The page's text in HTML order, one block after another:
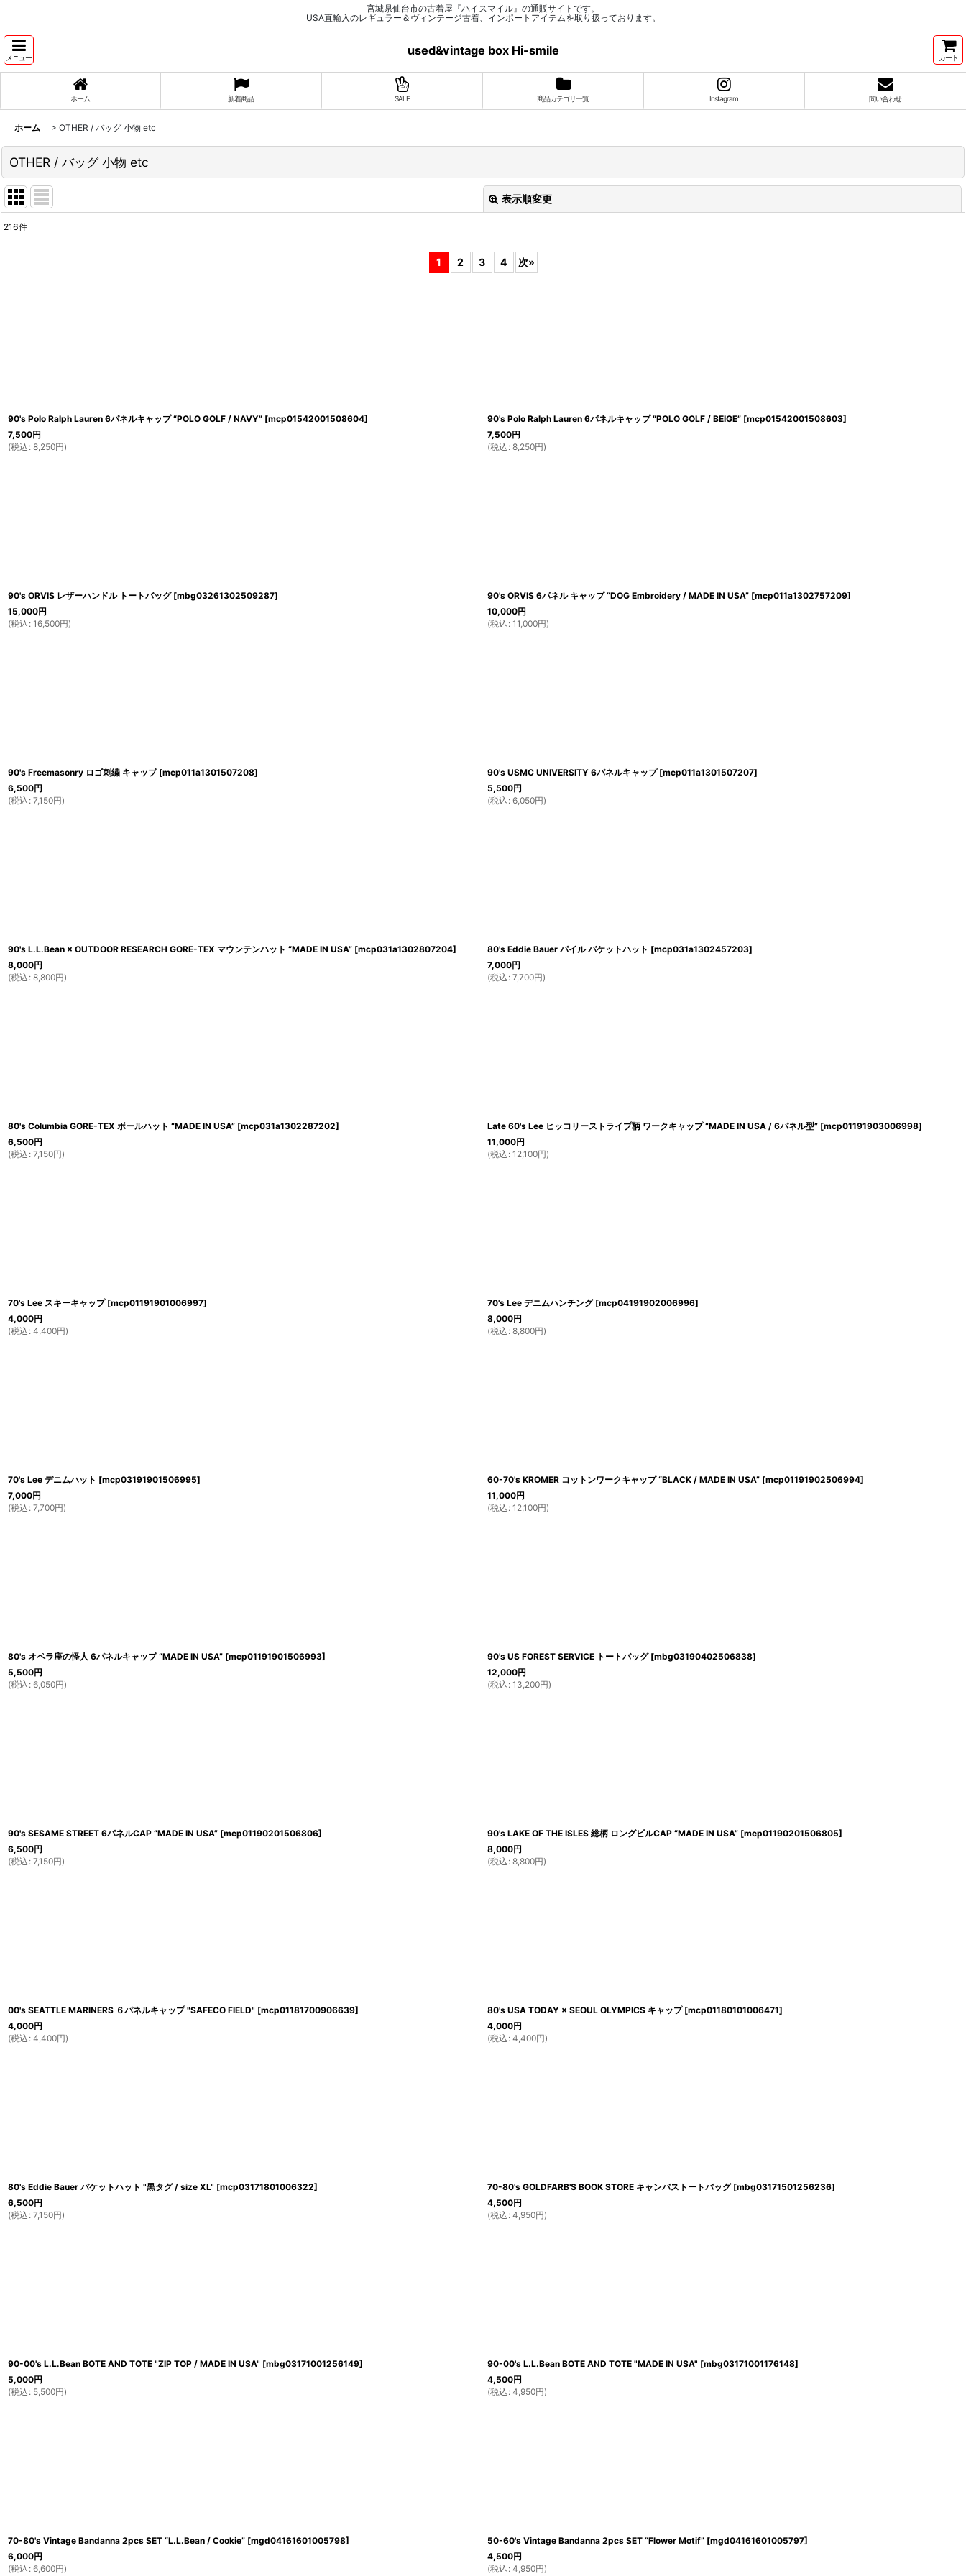
宮城県仙台市の古着屋『ハイスマイル』の通販サイトです。
USA直輸入のレギュラー＆ヴィンテージ古着、インポートアイテムを取り扱っております。
メニュー
used&vintage box Hi-smile
カート
ホーム 新着商品 SALE 商品カテゴリ一覧 Instagram 問い合わせ
ホーム > OTHER / バッグ 小物 etc
OTHER / バッグ 小物 etc
表示順変更
216件
1 2 3 4 次»
90's Polo Ralph Lauren 6パネルキャップ “POLO GOLF / NAVY” [mcp01542001508604]
7,500円
(税込 : 8,250円)
90's Polo Ralph Lauren 6パネルキャップ “POLO GOLF / BEIGE” [mcp01542001508603]
7,500円
(税込 : 8,250円)
90's ORVIS レザーハンドル トートバッグ [mbg03261302509287]
15,000円
(税込 : 16,500円)
90's ORVIS 6パネル キャップ “DOG Embroidery / MADE IN USA” [mcp011a1302757209]
10,000円
(税込 : 11,000円)
90's Freemasonry ロゴ刺繍 キャップ [mcp011a1301507208]
6,500円
(税込 : 7,150円)
90's USMC UNIVERSITY 6パネルキャップ [mcp011a1301507207]
5,500円
(税込 : 6,050円)
90's L.L.Bean × OUTDOOR RESEARCH GORE-TEX マウンテンハット “MADE IN USA” [mcp031a1302807204]
8,000円
(税込 : 8,800円)
80's Eddie Bauer パイル バケットハット [mcp031a1302457203]
7,000円
(税込 : 7,700円)
80's Columbia GORE-TEX ボールハット “MADE IN USA” [mcp031a1302287202]
6,500円
(税込 : 7,150円)
Late 60's Lee ヒッコリーストライプ柄 ワークキャップ “MADE IN USA / 6パネル型” [mcp01191903006998]
11,000円
(税込 : 12,100円)
70's Lee スキーキャップ [mcp01191901006997]
4,000円
(税込 : 4,400円)
70's Lee デニムハンチング [mcp04191902006996]
8,000円
(税込 : 8,800円)
70's Lee デニムハット [mcp03191901506995]
7,000円
(税込 : 7,700円)
60-70's KROMER コットンワークキャップ “BLACK / MADE IN USA” [mcp01191902506994]
11,000円
(税込 : 12,100円)
80's オペラ座の怪人 6パネルキャップ “MADE IN USA” [mcp01191901506993]
5,500円
(税込 : 6,050円)
90's US FOREST SERVICE トートバッグ [mbg03190402506838]
12,000円
(税込 : 13,200円)
90's SESAME STREET 6パネルCAP “MADE IN USA” [mcp01190201506806]
6,500円
(税込 : 7,150円)
90's LAKE OF THE ISLES 総柄 ロングビルCAP “MADE IN USA” [mcp01190201506805]
8,000円
(税込 : 8,800円)
00's SEATTLE MARINERS ６パネルキャップ "SAFECO FIELD" [mcp01181700906639]
4,000円
(税込 : 4,400円)
80's USA TODAY × SEOUL OLYMPICS キャップ [mcp01180101006471]
4,000円
(税込 : 4,400円)
80's Eddie Bauer バケットハット "黒タグ / size XL" [mcp03171801006322]
6,500円
(税込 : 7,150円)
70-80's GOLDFARB'S BOOK STORE キャンバストートバッグ [mbg03171501256236]
4,500円
(税込 : 4,950円)
90-00's L.L.Bean BOTE AND TOTE "ZIP TOP / MADE IN USA" [mbg03171001256149]
5,000円
(税込 : 5,500円)
90-00's L.L.Bean BOTE AND TOTE "MADE IN USA" [mbg03171001176148]
4,500円
(税込 : 4,950円)
70-80's Vintage Bandanna 2pcs SET “L.L.Bean / Cookie” [mgd04161601005798]
6,000円
(税込 : 6,600円)
50-60's Vintage Bandanna 2pcs SET “Flower Motif” [mgd04161601005797]
4,500円
(税込 : 4,950円)